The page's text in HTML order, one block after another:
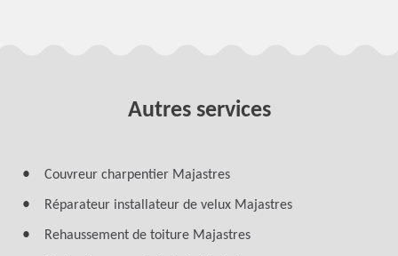
Autres services
Couvreur charpentier Majastres
Réparateur installateur de velux Majastres
Rehaussement de toiture Majastres